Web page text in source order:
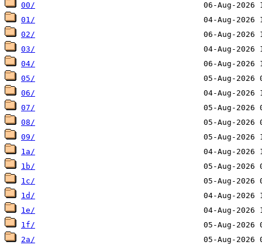
00/
01/
02/
03/
04/
05/
06/
07/
08/
09/
1a/
1b/
1c/
1d/
1e/
1f/
2a/